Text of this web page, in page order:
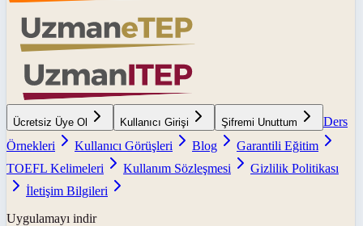
Ücretsiz Üye Ol Kullanıcı Girişi Şifremi Unuttum
Ders
Örnekleri
Kullanıcı Görüşleri Blog
Garantili Eğitim
TOEFL Kelimeleri
Kullanım Sözleşmesi
Gizlilik Politikası
İletişim Bilgileri
Uygulamayı indir